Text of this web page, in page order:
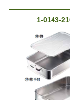
1-0143-